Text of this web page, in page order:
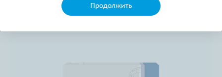
Продолжить